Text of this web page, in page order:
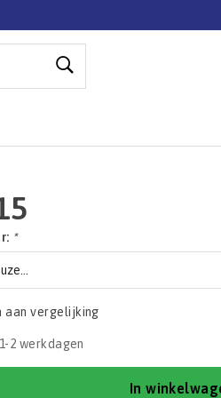
*
aan vergelijking
2 werkdagen
In